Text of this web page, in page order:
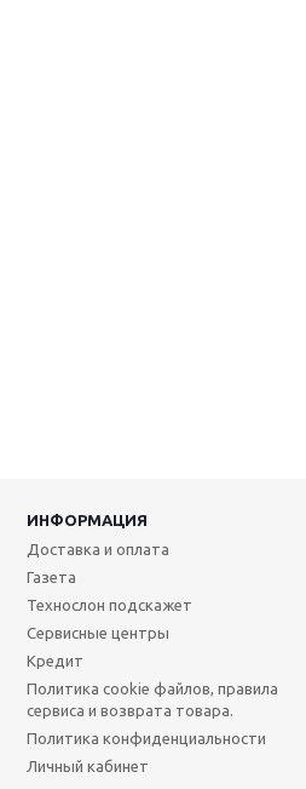
ИНФОРМАЦИЯ
Доставка и оплата
Газета
Технослон подскажет
Сервисные центры
Кредит
Политика cookie файлов, правила
сервиса и возврата товара.
Политика конфиденциальности
Личный кабинет